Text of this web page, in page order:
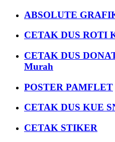
ABSOLUTE
CETAK DUS ROTI
CETAK DUS
Murah
POSTER PAMFLET
CETAK DUS KUE
CETAK STIKER